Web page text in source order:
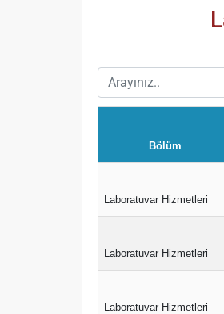
Bölüm
Laboratuvar Hizmetleri
Laboratuvar Hizmetleri
Laboratuvar Hizmetleri